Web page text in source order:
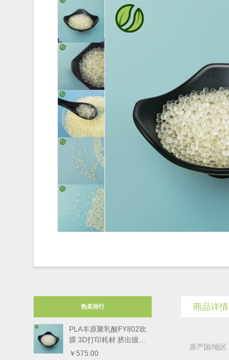
热卖排行
PLA丰原聚乳酸FY802吹
膜 3D打印耗材 挤出级树
脂颗粒
￥575.00
商品详情
原产国/地区